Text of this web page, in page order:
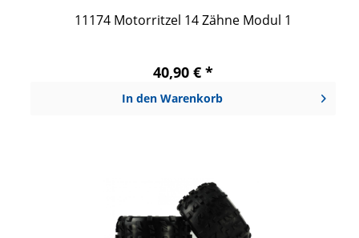
11174 Motorritzel 14 Zähne Modul 1
40,90 € *
In den Warenkorb